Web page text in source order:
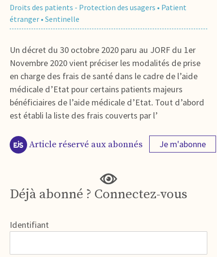
Droits des patients - Protection des usagers • Patient
étranger • Sentinelle
Un décret du 30 octobre 2020 paru au JORF du 1er
Novembre 2020 vient préciser les modalités de prise
en charge des frais de santé dans le cadre de l’aide
médicale d’Etat pour certains patients majeurs
bénéficiaires de l’aide médicale d’Etat. Tout d’abord
est établi la liste des frais couverts par l’
Article réservé aux abonnés Je m'abonne
Déjà abonné ? Connectez-vous
Identifiant